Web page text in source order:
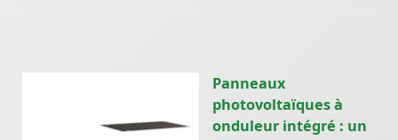
Panneaux
photovoltaïques à
onduleur intégré : un